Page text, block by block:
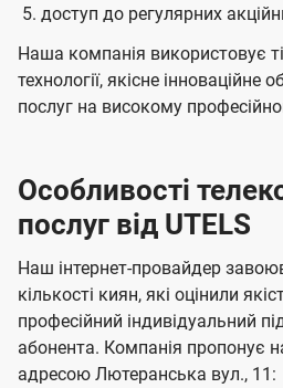
доступ до регулярних
Наша компанія використовує
технології, якісне
послуг на високому
Особливості
послуг від UTELS
Наш інтернет-провайдер
кількості киян, які оцінили
професійний індивідуальний
абонента. Компанія пропонує
адресою Лютеранська вул., 11: